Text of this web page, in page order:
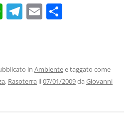
W
A
p
T
a
m
E
vi
di
in Ambientee taggato come
, Rasoterra il07/01/2009da Giovanni